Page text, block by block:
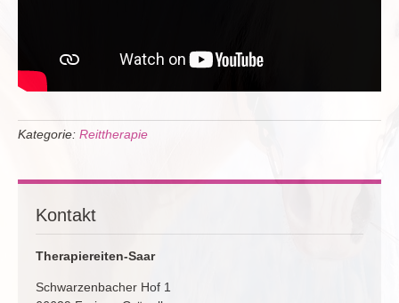
Kategorie: Reittherapie
Kontakt
Therapiereiten-Saar
Schwarzenbacher Hof 1